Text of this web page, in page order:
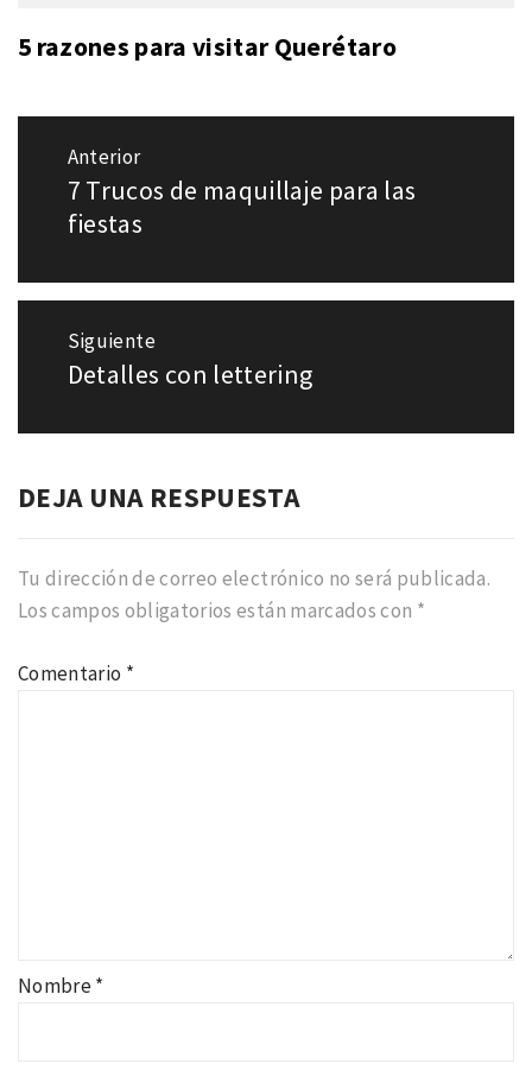
5 razones para visitar Querétaro
Navegación
entradas
Anterior
Entrada
anterior:
7 Trucos de maquillaje para las
fiestas
Siguiente
Entrada
Detalles con lettering
DEJA UNA RESPUESTA
Tu dirección de correo electrónico no será publicada.
Los campos obligatorios están marcados con *
Comentario *
Nombre*